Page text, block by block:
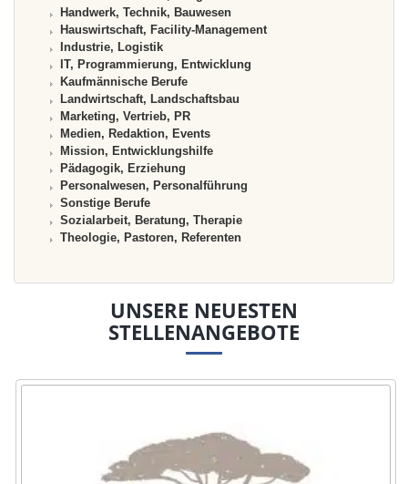
Handwerk, Technik, Bauwesen
Hauswirtschaft, Facility-Management
Industrie, Logistik
IT, Programmierung, Entwicklung
Kaufmännische Berufe
Landwirtschaft, Landschaftsbau
Marketing, Vertrieb, PR
Medien, Redaktion, Events
Mission, Entwicklungshilfe
Pädagogik, Erziehung
Personalwesen, Personalführung
Sonstige Berufe
Sozialarbeit, Beratung, Therapie
Theologie, Pastoren, Referenten
UNSERE NEUESTEN
STELLENANGEBOTE